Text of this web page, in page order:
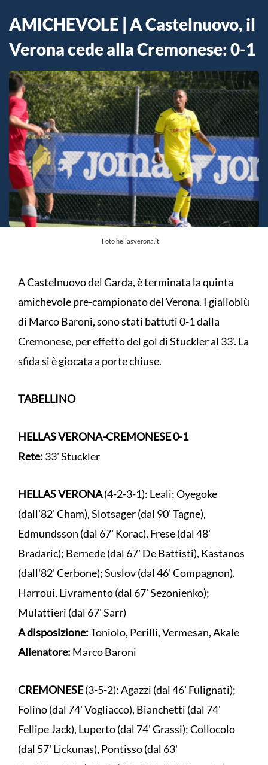
AMICHEVOLE | A Castelnuovo, il
Verona cede alla Cremonese: 0-1
Foto hellasverona.it
A Castelnuovo del Garda, è terminata la quinta
amichevole pre-campionato del Verona. I gialloblù
di Marco Baroni, sono stati battuti 0-1 dalla
Cremonese, per effetto del gol di Stuckler al 33'. La
sfida si è giocata a porte chiuse.
TABELLINO
HELLAS VERONA-CREMONESE0-1
Rete: 33' Stuckler
HELLAS VERONA(4-2-3-1): Leali; Oyegoke
(dall'82' Cham), Slotsager (dal 90' Tagne),
Edmundsson (dal 67' Korac), Frese (dal 48'
Bradaric); Bernede (dal 67' De Battisti), Kastanos
(dall'82' Cerbone); Suslov (dal 46' Compagnon),
Harroui, Livramento (dal 67' Sezonienko);
Mulattieri (dal 67' Sarr)
A disposizione:Toniolo, Perilli, Vermesan, Akale
Allenatore: Marco Baroni
CREMONESE(3-5-2): Agazzi (dal 46' Fulignati);
Folino (dal 74' Vogliacco), Bianchetti (dal 74'
Fellipe Jack), Luperto (dal 74' Grassi); Collocolo
(dal 57' Lickunas), Pontisso (dal 63'